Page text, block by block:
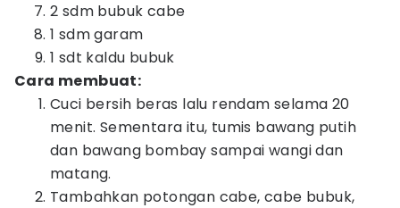
2 sdm bubuk cabe
1 sdm garam
1 sdt kaldu bubuk
Cara membuat:
Cuci bersih beras lalu rendam selama 20
menit. Sementara itu, tumis bawang putih
dan bawang bombay sampai wangi dan
matang.
Tambahkan potongan cabe, cabe bubuk,